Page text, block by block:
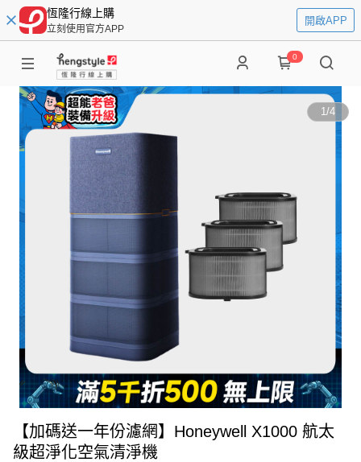
恆隆行線上購
立刻使用官方APP
開啟APP
0
1/4
【加碼送一年份濾網】Honeywell X1000 航太
級超淨化空氣清淨機